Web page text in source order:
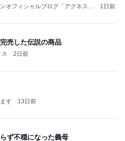
オフィシャルブログ「アグネスち
1日前
売した伝説の商品
2日前
す 13日前
ず不穏になった義母